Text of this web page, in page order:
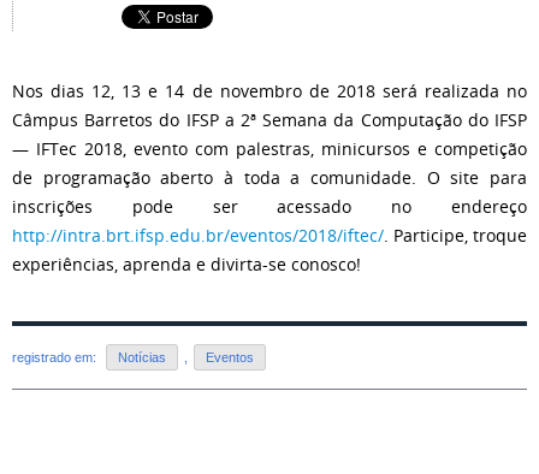
Nos dias 12, 13 e 14 de novembro de 2018 será realizada no
Câmpus Barretos do IFSP a 2ª Semana da Computação do IFSP
— IFTec 2018, evento com palestras, minicursos e competição
de programação aberto à toda a comunidade. O site para
inscrições pode ser acessado no endereço
http://intra.brt.ifsp.edu.br/eventos/2018/iftec/. Participe, troque
experiências, aprenda e divirta-se conosco!
registrado em: Notícias Eventos